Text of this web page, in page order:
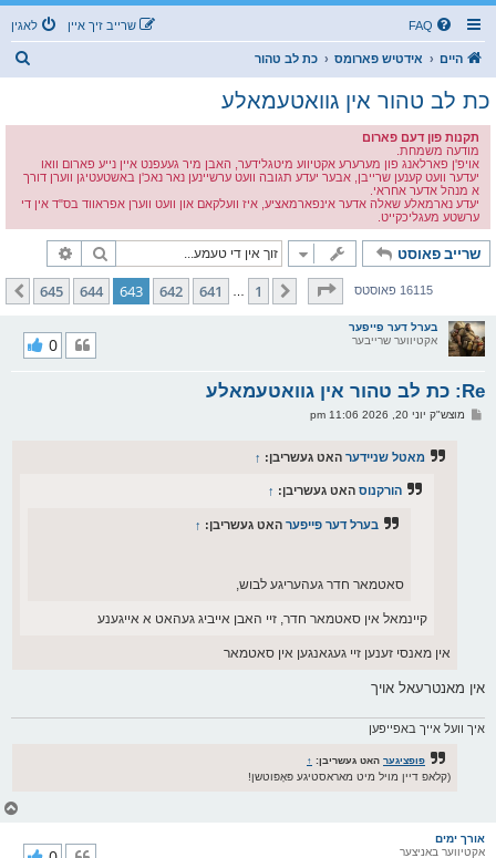
FAQ לאגין שרייב זיך איין
היים אידטיש פארומס כת לב טהור
כת לב טהור אין גוואטעמאלע
תקנות פון דעם פארום
מודעה משמחת.
אויפ'ן פארלאנג פון מערערע אקטיווע מיטגלידער, האבן מיר געעפנט איין נייע פארום וואו
יעדער וועט קענען שרייבן, אבער יעדע תגובה וועט ערשיינען נאר נאכ'ן באשטעטיגן ווערן דורך
א מנהל אדער אחראי.
יעדע נארמאלע שאלה אדער אינפארמאציע, איז וועלקאם און וועט ווערן אפראווד בס"ד אין די
ערשטע מעגליכקייט.
שרייב פאוסט זוך
16115 פאוסטס
בלאט643פון645
פריערדיגע 1
641
642
643
644
645
קומענדיגע
בערל דער פייפער
אקטיווער שרייבער
Re: כת לב טהור אין גוואטעמאלע
0
פמוצש"ק יוני 20, 2026 11:06 pm
מאטל שניידער האט געשריבן: ↑
הורקנוס האט געשריבן: ↑
בערל דער פייפער האט געשריבן: ↑
סאטמאר חדר געהעריגע לבוש,
קיינמאל אין סאטמאר חדר, זיי האבן אייביג געהאט א אייגענע
אין מאנסי זענען זיי געגאנגען אין סאטמאר
אין מאנטרעאל אויך
איך וועל אייך באפייפען
פופציגער האט געשריבן: ↑
(קלאפ דיין מויל מיט מאראסטיגע פּאָפּוטשן!
אורך ימים
אקטיווער באניצער